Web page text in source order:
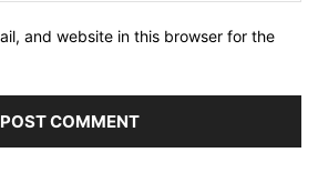
and website in this browser for the